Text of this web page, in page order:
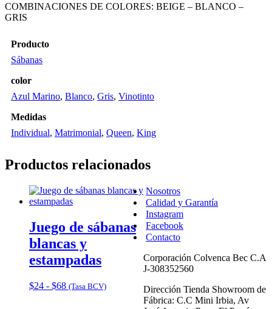
COMBINACIONES DE COLORES: BEIGE – BLANCO –
GRIS
Producto
Sábanas
color
Azul Marino, Blanco, Gris, Vinotinto
Medidas
Individual, Matrimonial, Queen, King
Productos relacionados
Juego de sábanas
blancas y
estampadas
$24 - $68Rango
(Tasa BCV)
Nosotros
Calidad y Garantía
Instagram
Facebook
Contacto
Corporación Colvenca Bec C.A
J-308352560
Dirección Tienda Showroom de
Fábrica: C.C Mini Irbia, Av